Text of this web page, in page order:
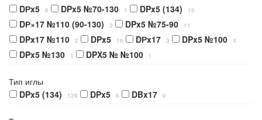
DРx5 6 DPx5 №70-130 1 DPx5 (134) 10
DР×17 №110 (90-130) 2 DPx5 №75-90 11
DPx17 №110 2 DPx5 16 DРx17 3 DPx5 №100 4
DPx5 №130 1 DPX5 № №100 1
Тип иглы
DPx5 (134)
129 DPx5 0 DBx17 0